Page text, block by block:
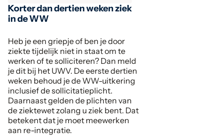
Korter dan dertien weken ziek
in de WW
Heb je een griepje of ben je door
ziekte tijdelijk niet in staat om te
werken of te solliciteren? Dan meld
je dit bij het UWV. De eerste dertien
weken behoud je de WW-uitkering
inclusief de sollicitatieplicht.
Daarnaast gelden de plichten van
de ziektewet zolang u ziek bent. Dat
betekent dat je moet meewerken
aan re-integratie.